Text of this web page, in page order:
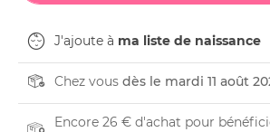
J'ajoute à ma liste de naissance
Chez vous dès le mardi 11 août
Encore 26 € d'achat pour